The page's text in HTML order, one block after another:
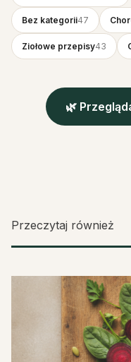
Bez kategorii47
Ziołowe przepisy43
🌿
Przeczytaj również